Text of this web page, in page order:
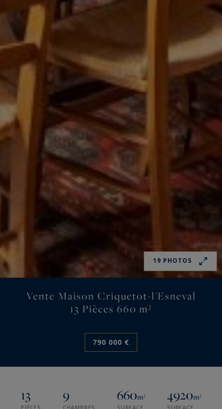
19 PHOTOS
Vente Maison Criquetot-l'Esneval
13 Pièces 660 m²
790 000 €
13
PIÈCES
9
CHAMBRES
660m²
SURFACE
4920m²
SURFACE